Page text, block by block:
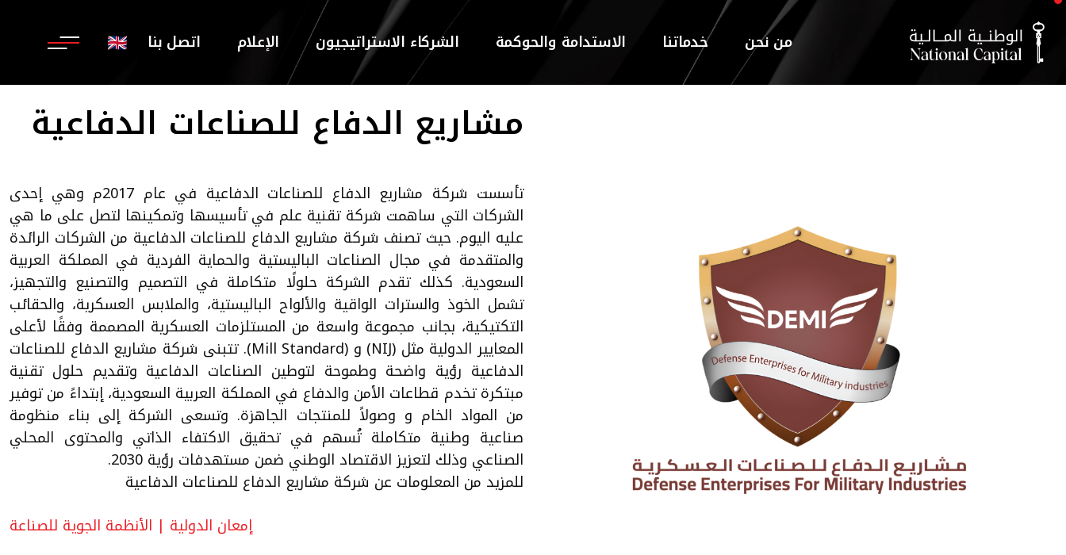
من نحن خدماتنا الاستدامة والحوكمة الشركاء الاستراتيجيون الإعلام اتصل بنا
مشاريع الدفاع للصناعات الدفاعية
تأسست شركة مشاريع الدفاع للصناعات الدفاعية في عام 2017م وهي إحدى
الشركات التي ساهمت شركة تقنية علم في تأسيسها وتمكينها لتصل على ما هي
عليه اليوم. حيث تصنف شركة مشاريع الدفاع للصناعات الدفاعية من الشركات الرائدة
والمتقدمة في مجال الصناعات الباليستية والحماية الفردية في المملكة العربية
السعودية. كذلك تقدم الشركة حلولًا متكاملة في التصميم والتصنيع والتجهيز،
تشمل الخوذ والسترات الواقية والألواح الباليستية، والملابس العسكرية، والحقائب
التكتيكية، بجانب مجموعة واسعة من المستلزمات العسكرية المصممة وفقًا لأعلى
المعايير الدولية مثل (NIJ) و (Mill Standard). تتبنى شركة مشاريع الدفاع للصناعات
الدفاعية رؤية واضحة وطموحة لتوطين الصناعات الدفاعية وتقديم حلول تقنية
مبتكرة تخدم قطاعات الأمن والدفاع في المملكة العربية السعودية، إبتداءً من توفير
من المواد الخام و وصولاً للمنتجات الجاهزة. وتسعى الشركة إلى بناء منظومة
صناعية وطنية متكاملة تُسهم في تحقيق الاكتفاء الذاتي والمحتوى المحلي
الصناعي وذلك لتعزيز الاقتصاد الوطني ضمن مستهدفات رؤية 2030.
للمزيد من المعلومات عن شركة مشاريع الدفاع للصناعات الدفاعية
إمعان الدولية | الأنظمة الجوية للصناعة